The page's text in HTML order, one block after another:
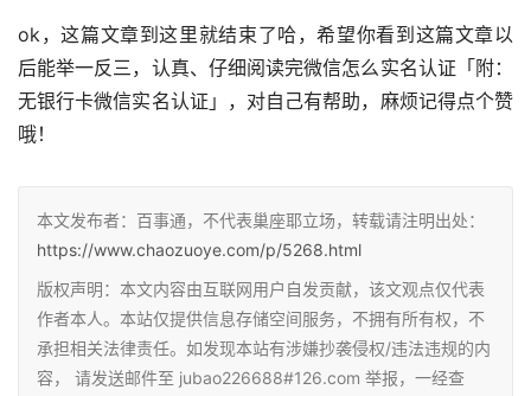
ok，这篇文章到这里就结束了哈，希望你看到这篇文章以
后能举一反三，认真、仔细阅读完微信怎么实名认证「附：
无银行卡微信实名认证」，对自己有帮助，麻烦记得点个赞
哦！
本文发布者：百事通，不代表巢座耶立场，转载请注明出处：
https://www.chaozuoye.com/p/5268.html
版权声明：本文内容由互联网用户自发贡献，该文观点仅代表
作者本人。本站仅提供信息存储空间服务，不拥有所有权，不
承担相关法律责任。如发现本站有涉嫌抄袭侵权/违法违规的内
容， 请发送邮件至 jubao226688#126.com 举报，一经查